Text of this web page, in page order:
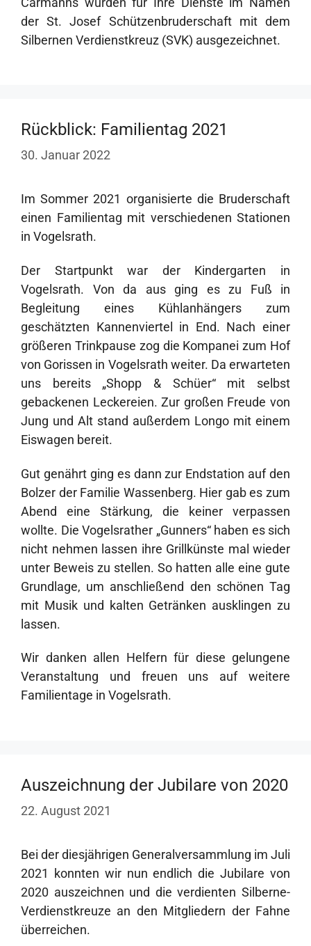
der St. Josef Schützenbruderschaft mit dem
Silbernen Verdienstkreuz (SVK) ausgezeichnet.
Rückblick: Familientag 2021
30. Januar 2022
Im Sommer 2021 organisierte die Bruderschaft
einen Familientag mit verschiedenen Stationen
in Vogelsrath.
Der Startpunkt war der Kindergarten in
Vogelsrath. Von da aus ging es zu Fuß in
Begleitung eines Kühlanhängers zum
geschätzten Kannenviertel in End. Nach einer
größeren Trinkpause zog die Kompanei zum Hof
von Gorissen in Vogelsrath weiter. Da erwarteten
uns bereits „Shopp & Schüer“ mit selbst
gebackenen Leckereien. Zur großen Freude von
Jung und Alt stand außerdem Longo mit einem
Eiswagen bereit.
Gut genährt ging es dann zur Endstation auf den
Bolzer der Familie Wassenberg. Hier gab es zum
Abend eine Stärkung, die keiner verpassen
wollte. Die Vogelsrather „Gunners“ haben es sich
nicht nehmen lassen ihre Grillkünste mal wieder
unter Beweis zu stellen. So hatten alle eine gute
Grundlage, um anschließend den schönen Tag
mit Musik und kalten Getränken ausklingen zu
lassen.
Wir danken allen Helfern für diese gelungene
Veranstaltung und freuen uns auf weitere
Familientage in Vogelsrath.
Auszeichnung der Jubilare von 2020
22. August 2021
Bei der diesjährigen Generalversammlung im Juli
2021 konnten wir nun endlich die Jubilare von
2020 auszeichnen und die verdienten Silberne-
Verdienstkreuze an den Mitgliedern der Fahne
überreichen.